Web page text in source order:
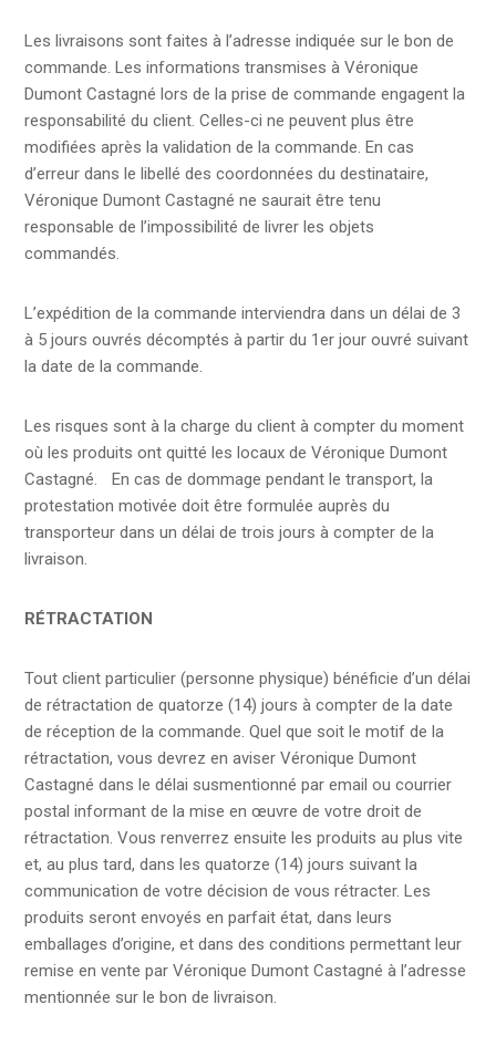
Les livraisons sont faites à l’adresse indiquée sur le bon de
commande. Les informations transmises à Véronique
Dumont Castagné lors de la prise de commande engagent la
responsabilité du client. Celles-ci ne peuvent plus être
modifiées après la validation de la commande. En cas
d’erreur dans le libellé des coordonnées du destinataire,
Véronique Dumont Castagné ne saurait être tenu
responsable de l’impossibilité de livrer les objets
commandés.
L’expédition de la commande interviendra dans un délai de 3
à 5 jours ouvrés décomptés à partir du 1er jour ouvré suivant
la date de la commande.
Les risques sont à la charge du client à compter du moment
où les produits ont quitté les locaux de Véronique Dumont
Castagné. En cas de dommage pendant le transport, la
protestation motivée doit être formulée auprès du
transporteur dans un délai de trois jours à compter de la
livraison.
RÉTRACTATION
Tout client particulier (personne physique) bénéficie d’un délai
de rétractation de quatorze (14) jours à compter de la date
de réception de la commande. Quel que soit le motif de la
rétractation, vous devrez en aviser Véronique Dumont
Castagné dans le délai susmentionné par email ou courrier
postal informant de la mise en œuvre de votre droit de
rétractation. Vous renverrez ensuite les produits au plus vite
et, au plus tard, dans les quatorze (14) jours suivant la
communication de votre décision de vous rétracter. Les
produits seront envoyés en parfait état, dans leurs
emballages d’origine, et dans des conditions permettant leur
remise en vente par Véronique Dumont Castagné à l’adresse
mentionnée sur le bon de livraison.